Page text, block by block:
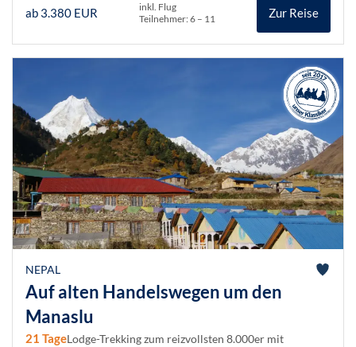
ab 3.380 EUR
inkl. Flug
Teilnehmer: 6 – 11
Zur Reise
NEPAL
Auf alten Handelswegen um den
Manaslu
21 TageLodge-Trekking zum reizvollsten 8.000er mit